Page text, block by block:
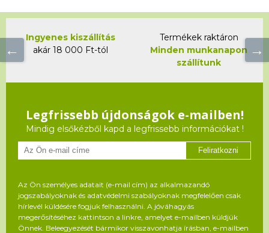
Ingyenes kiszállítás
akár 18 000 Ft-tól
Termékek raktáron
Minden munkanapon
szállítunk
Legfrissebb újdonságok e-mailben!
Mindig elsőkézből kapd a legfrissebb információkat !
Feliratkozni
Az Ön személyes adatait (e-mail cím) az alkalmazandó
jogszabályoknak és adatvédelmi szabályoknak megfelelően csak
hírlevél küldésére fogjuk felhasználni. A jóváhagyás
megerősítéséhez kattintson a linkre, amelyet e-mailben küldjük
Önnek. Beleegyezését bármikor visszavonhatja írásban, e-mailben